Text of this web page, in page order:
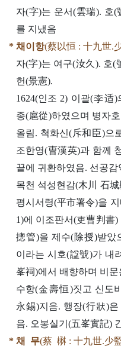
자(字)는 운서(雲瑞). 호
를 지냈음
* 채이항(蔡以恒 : 十九世.
자(字)는 여구(汝久). 호(
헌(景憲).
1624(인조 2) 이괄(李适
종(扈從)하였으며 병자
올림. 척화신(斥和臣)으
조한영(曺漢英)과 함께
끝에 귀환하였음. 선공
목천 석성현감(木川 石
평시서령(平市署令)을
1)에 이조판서(吏曹判書
摠管)을 제수(除授)받았
이라는 시호(諡號)가 내
峯祠)에서 배향하며 비
수항(金壽恒)짓고 신도
永錫)지음. 행장(行狀)
음. 오봉실기(五峯實記)
* 채 무(蔡 楙 : 十九世.少